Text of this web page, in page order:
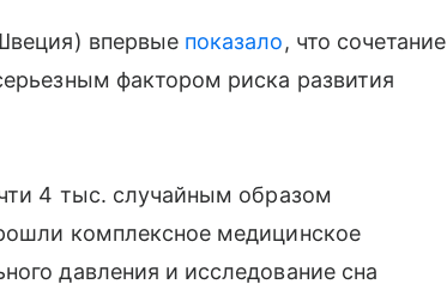
впервые показало, что сочетание
фактором риска развития
4 тыс. случайным образом
комплексное медицинское
давления и исследование сна